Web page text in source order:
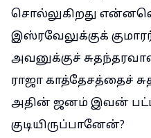
சொல்லுகிறது
இஸ்ரவேலுக்குக்
அவனுக்குச்
ராஜா காத்தேசத்தைச்
அதின் ஜனம் இவன்
குடியிருப்பானேன்?